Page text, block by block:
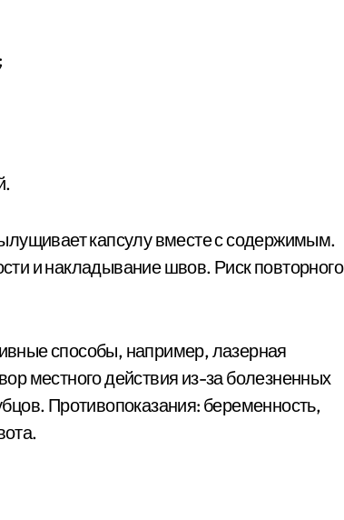
капсулу вместе с содержимым.
и накладывание швов. Риск повторного
способы, например, лазерная
местного действия из-за болезненных
Противопоказания: беременность,